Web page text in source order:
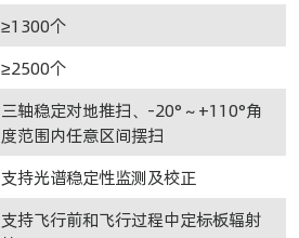
≥1300个
≥2500个
三轴稳定对地推扫、-20°～+110°角
度范围内任意区间摆扫
支持光谱稳定性监测及校正
支持飞行前和飞行过程中定标板辐射